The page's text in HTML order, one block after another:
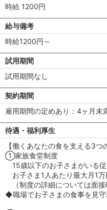
時給 1200円
給与備考
時給1200円～
試用期間
試用期間なし
契約期間
雇用期間の定めあり：4ヶ月未
待遇・福利厚生
【働くあなたの食を支える3つ
①家族食堂制度
15歳以下のお子さまがいる
お子さま1人あたり最大月1万
（制度の詳細については面接
◆職場でお子さまの食事を見